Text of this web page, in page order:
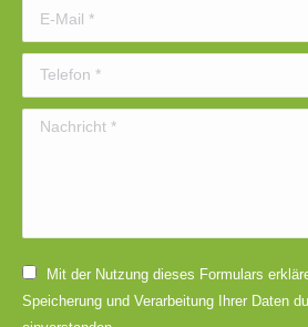
E-Mail *
Telefon *
Nachricht *
Mit der Nutzung dieses Formulars
Speicherung und Verarbeitung Ihrer Daten